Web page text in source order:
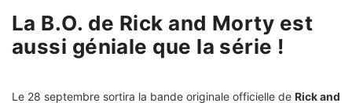
La B.O. de Rick and Morty est
aussi géniale que la série !
Le 28 septembre sortira la bande originale officielle de Rick and